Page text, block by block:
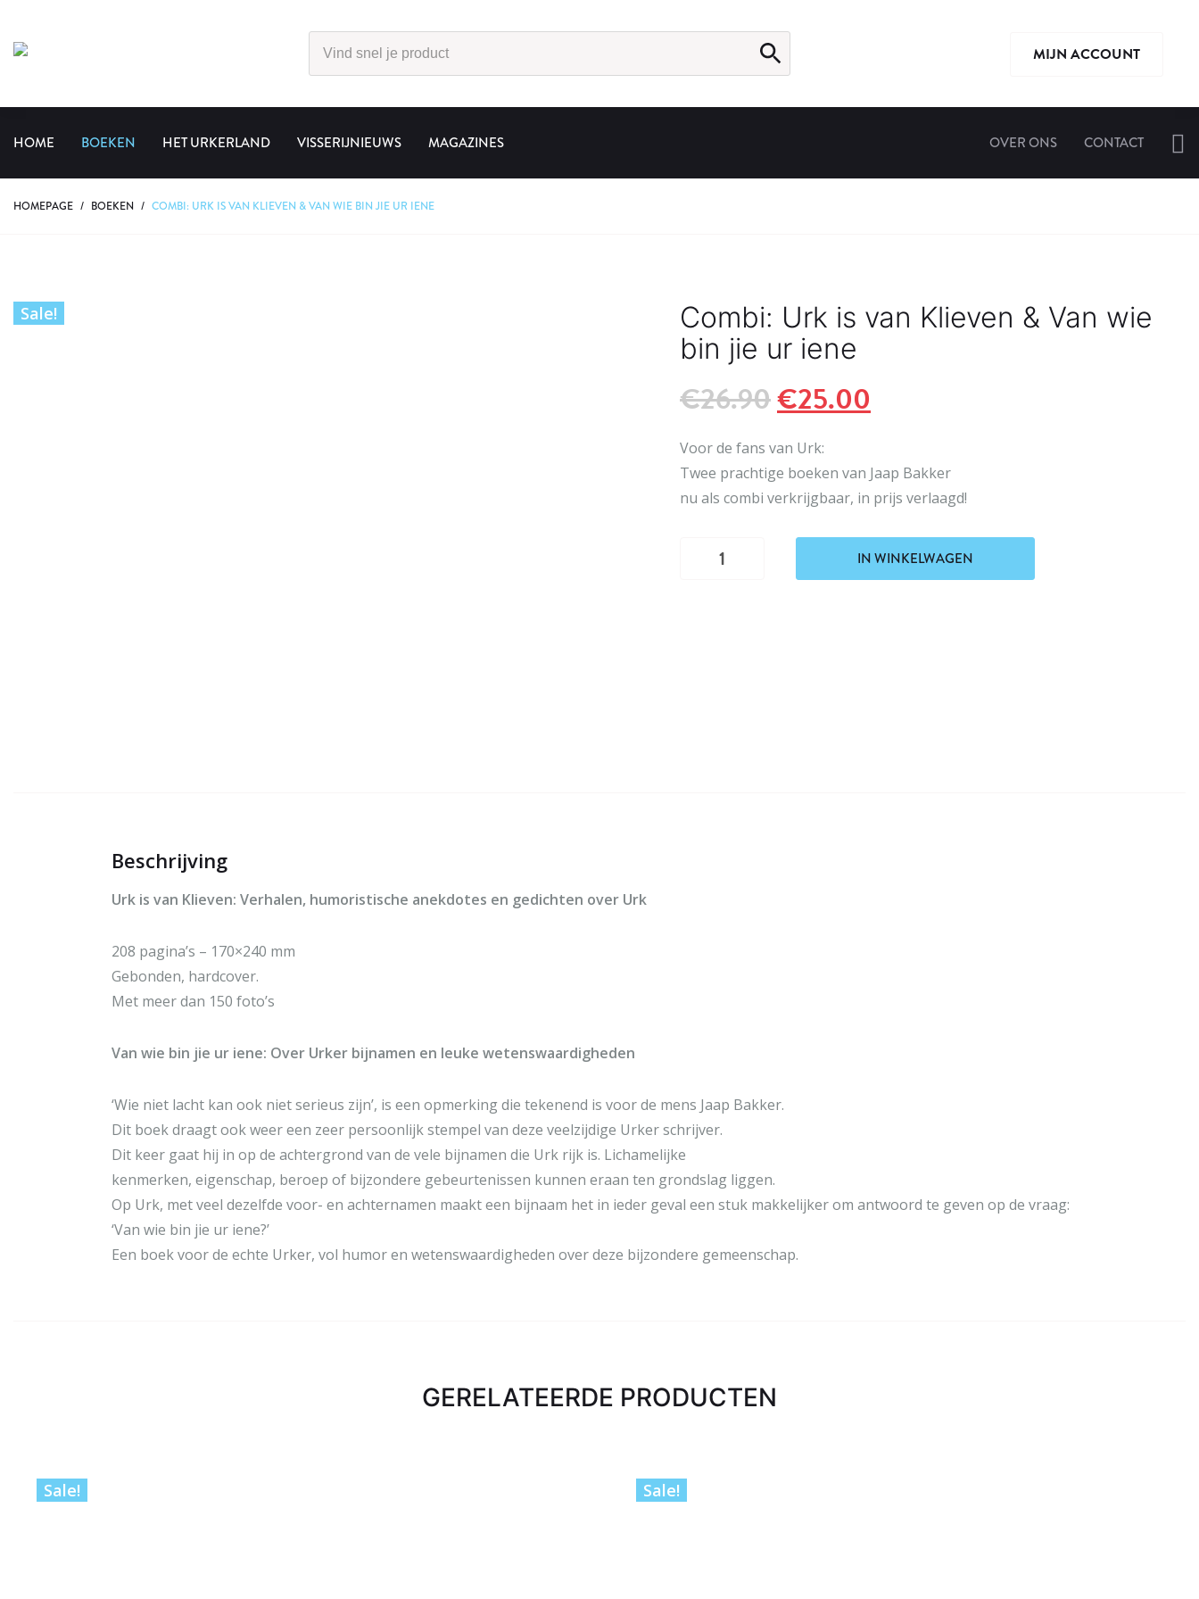
MIJN ACCOUNT
HOME BOEKEN HET URKERLAND VISSERIJNIEUWS MAGAZINES OVER ONS CONTACT
HOMEPAGE / BOEKEN / COMBI: URK IS VAN KLIEVEN & VAN WIE BIN JIE UR IENE
Sale!
Combi: Urk is van Klieven & Van wie
bin jie ur iene
€26.90Oorspronkelijke
prijs
was:
€26.90.
€25.00
is:
€25.00.
Voor de fans van Urk:
Twee prachtige boeken van Jaap Bakker
nu als combi verkrijgbaar, in prijs verlaagd!
Combi:
IN WINKELWAGEN
Beschrijving
Urk is van Klieven: Verhalen, humoristische anekdotes en gedichten over Urk
208 pagina’s – 170×240 mm
Gebonden, hardcover.
Met meer dan 150 foto’s
Van wie bin jie ur iene: Over Urker bijnamen en leuke wetenswaardigheden
‘Wie niet lacht kan ook niet serieus zijn’, is een opmerking die tekenend is voor de mens Jaap Bakker.
Dit boek draagt ook weer een zeer persoonlijk stempel van deze veelzijdige Urker schrijver.
Dit keer gaat hij in op de achtergrond van de vele bijnamen die Urk rijk is. Lichamelijke
kenmerken, eigenschap, beroep of bijzondere gebeurtenissen kunnen eraan ten grondslag liggen.
Op Urk, met veel dezelfde voor- en achternamen maakt een bijnaam het in ieder geval een stuk makkelijker om antwoord te geven op de vraag:
‘Van wie bin jie ur iene?’
Een boek voor de echte Urker, vol humor en wetenswaardigheden over deze bijzondere gemeenschap.
GERELATEERDE PRODUCTEN
Sale! Sale!